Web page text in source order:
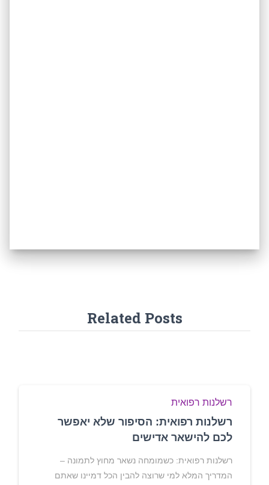
Related Posts
רשלנות רפואית
רשלנות רפואית: הסיפור שלא יאפשר
לכם להישאר אדישים
רשלנות רפואית: כשמומחה נשאר מחוץ לתמונה –
המדריך המלא למי שרוצה להבין הכל דמיינו שאתם